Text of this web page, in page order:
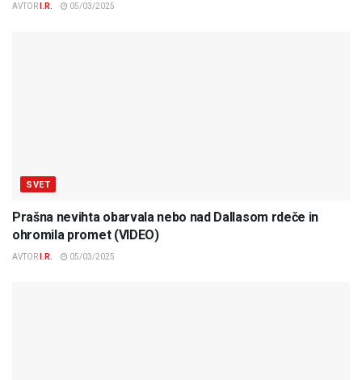
AVTOR I.R. 05/03/2025
SVET
Prašna nevihta obarvala nebo nad Dallasom rdeče in
ohromila promet (VIDEO)
AVTOR I.R. 05/03/2025